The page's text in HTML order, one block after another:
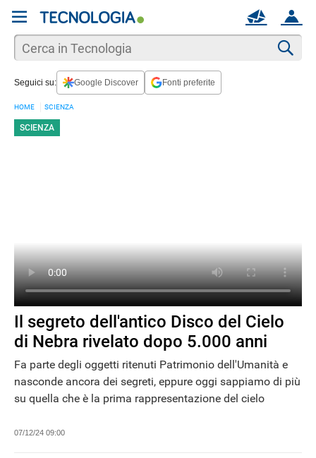
ACCOUNT
MAIL
Seguici su: Google Discover Fonti preferite
HOME SCIENZA
SCIENZA
Il segreto dell'antico Disco del Cielo
di Nebra rivelato dopo 5.000 anni
Fa parte degli oggetti ritenuti Patrimonio dell'Umanità e
nasconde ancora dei segreti, eppure oggi sappiamo di più
su quella che è la prima rappresentazione del cielo
07/12/24 09:00